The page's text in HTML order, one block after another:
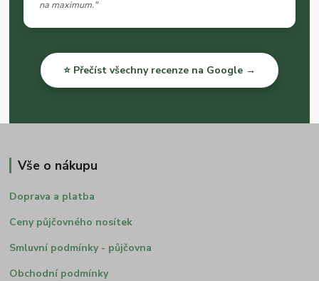
na maximum."
⭐ Přečíst všechny recenze na Google →
Vše o nákupu
Doprava a platba
Ceny půjčovného nosítek
Smluvní podmínky - půjčovna
Obchodní podmínky